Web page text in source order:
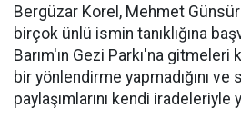
Bergüzar Korel, Mehmet
birçok ünlü ismin tanıklığına
Barım'ın Gezi Parkı'na
bir yönlendirme yapmadığını ve
paylaşımlarını kendi iradeleriyle